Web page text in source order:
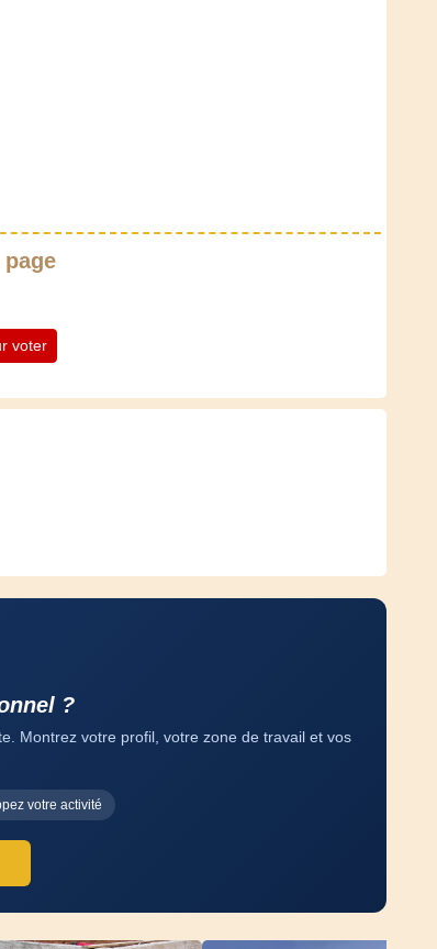
voter
?
Montrez votre profil, votre zone de travail et vos
votre activité